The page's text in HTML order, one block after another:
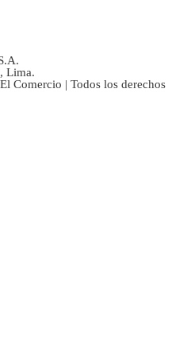
Lima.
Comercio | Todos los derechos